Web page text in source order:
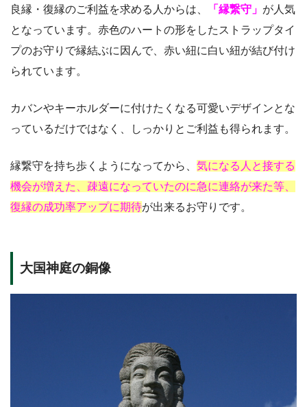
良縁・復縁のご利益を求める人からは、 「縁繋守」 が人気
となっています。赤色のハートの形をしたストラップタイ
プのお守りで縁結ぶに因んで、赤い紐に白い紐が結び付け
られています。
カバンやキーホルダーに付けたくなる可愛いデザインとな
っているだけではなく、しっかりとご利益も得られます。
縁繋守を持ち歩くようになってから、 気になる人と接する
機会が増えた、疎遠になっていたのに急に連絡が来た等、
復縁の成功率アップに期待が出来るお守りです。
大国神庭の銅像